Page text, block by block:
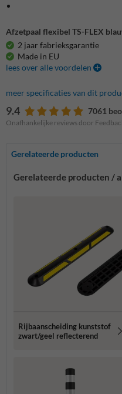
Afzetpaal flexibel TS-FLEX
2 jaar fabrieksgarantie
Made in EU
lees over alle voordelen
meer specificaties van dit
9.4 7061
Onafhankelijke reviews door
Gerelateerde producten
Gerelateerde producten /
Rijbaanscheiding kunststof
zwart/geel reflecterend